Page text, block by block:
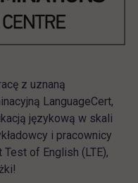
z uznaną
LanguageCert,
językową w skali
i pracownicy
Test of English (LTE),